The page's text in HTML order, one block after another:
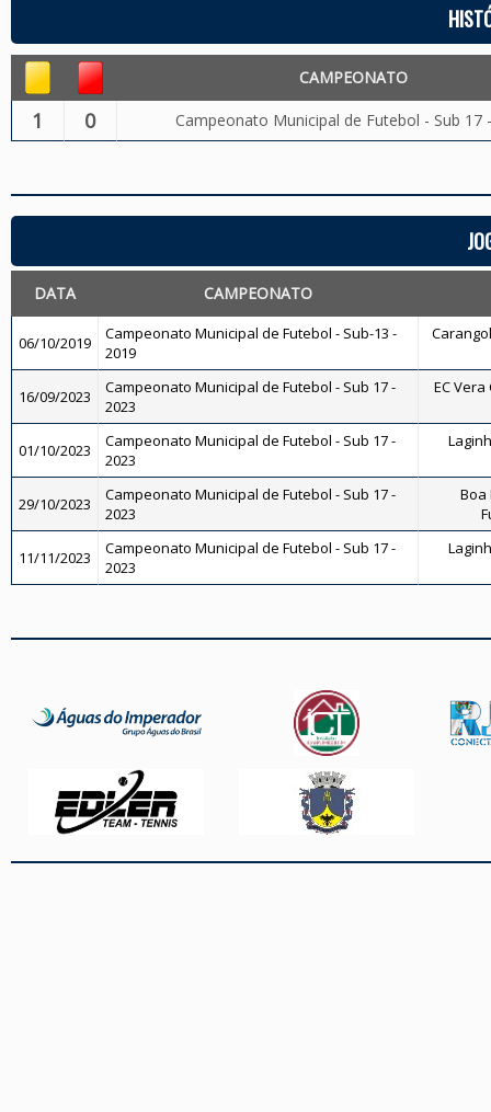
CAMPEONATO
1 0 Campeonato Municipal de Futebol - Sub 17
DATA CAMPEONATO
06/10/2019
Campeonato Municipal de Futebol - Sub-13 -
2019
16/09/2023
Campeonato Municipal de Futebol - Sub 17 -
2023
EC Vera
01/10/2023
Campeonato Municipal de Futebol - Sub 17 -
2023
29/10/2023
Campeonato Municipal de Futebol - Sub 17 -
2023
Boa
11/11/2023
Campeonato Municipal de Futebol - Sub 17 -
2023